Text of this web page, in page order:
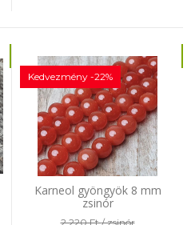
Karneol gyöngyök 8 mm
zsinór
Kedvezmény -22%
2 220 Ft/ zsinór